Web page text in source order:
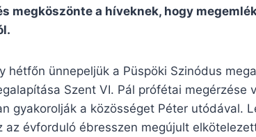
megköszönte a híveknek, hogy
hétfőn ünnepeljük a Püspöki Szinódus
Szent VI. Pál prófétai megérzése
gyakorolják a közösséget Péter utódával.
évforduló ébresszen megújult